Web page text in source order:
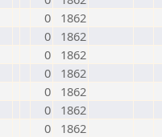
0
1862
0
1862
0
1862
0
1862
0
1862
0
1862
0
1862